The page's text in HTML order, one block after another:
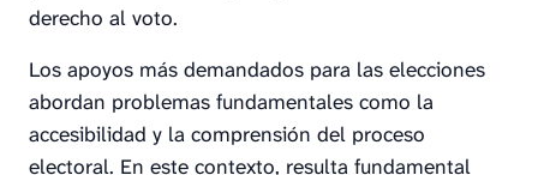
derecho al voto.
Los apoyos más demandados para las elecciones
abordan problemas fundamentales como la
accesibilidad y la comprensión del proceso
electoral. En este contexto, resulta fundamental